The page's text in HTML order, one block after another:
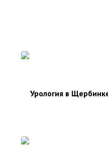
Урология в